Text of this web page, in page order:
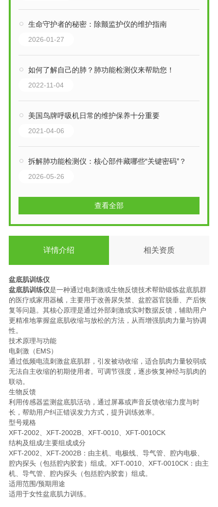
生命守护者的秘密：除颤监护仪的维护指南
2026-01-27
如何了解自己的肺？肺功能检测仪来帮助您！
2022-11-04
美国鸟牌呼吸机日常的维护保养十分重要
2021-04-06
拆解肺功能检测仪：核心部件藏哪些“关键密码”？
2026-05-26
查看全部
详情介绍 相关资质
盆底肌训练仪
盆底肌训练仪是一种通过电刺激或生物反馈技术帮助锻炼盆底肌群
的医疗或家用器械，主要用于改善尿失禁、盆腔器官脱垂、产后恢
复等问题。其核心原理是通过外部刺激或实时数据反馈，辅助用户
更精准地掌握盆底肌收缩与放松的方法，从而增强肌肉力量与协调
性。
技术原理与功能
电刺激（EMS）
通过低频电流刺激盆底肌群，引发被动收缩，适合肌肉力量较弱或
无法自主收缩的初期使用者。可调节强度，逐步恢复神经与肌肉的
联动。
生物反馈
利用传感器监测盆底肌活动，通过屏幕或声音反馈收缩力度与时
长，帮助用户纠正错误发力方式，提升训练效率。
型号规格
XFT-2002、XFT-2002B、XFT-0010、XFT-0010CK
结构及组成/主要组成成分
XFT-2002、XFT-2002B：由主机、电极线、导气管、腔内电极、
腔内探头（包括腔内胶套）组成。XFT-0010、XFT-0010CK：由主
机、导气管、腔内探头（包括腔内胶套）组成。
适用范围/预期用途
适用于女性盆底肌力训练。